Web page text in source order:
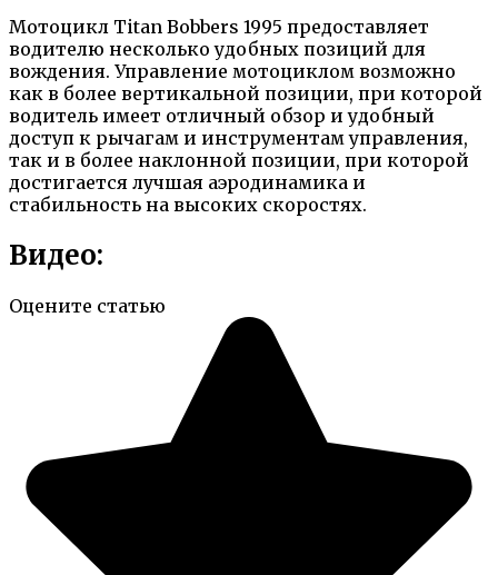
Мотоцикл Titan Bobbers 1995 предоставляет
водителю несколько удобных позиций для
вождения. Управление мотоциклом возможно
как в более вертикальной позиции, при которой
водитель имеет отличный обзор и удобный
доступ к рычагам и инструментам управления,
так и в более наклонной позиции, при которой
достигается лучшая аэродинамика и
стабильность на высоких скоростях.
Видео:
Оцените статью